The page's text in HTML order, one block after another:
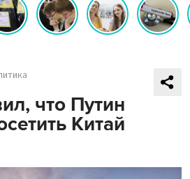
что Путин
Китай